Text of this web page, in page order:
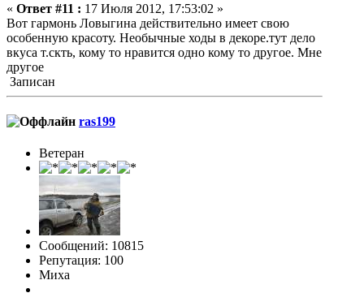
« Ответ #11 : 17 Июля 2012, 17:53:02 »
Вот гармонь Ловыгина действительно имеет свою
особенную красоту. Необычные ходы в декоре.тут дело
вкуса т.скть, кому то нравится одно кому то другое. Мне
другое
Записан
ras199
Ветеран
Сообщений: 10815
Репутация: 100
Миха